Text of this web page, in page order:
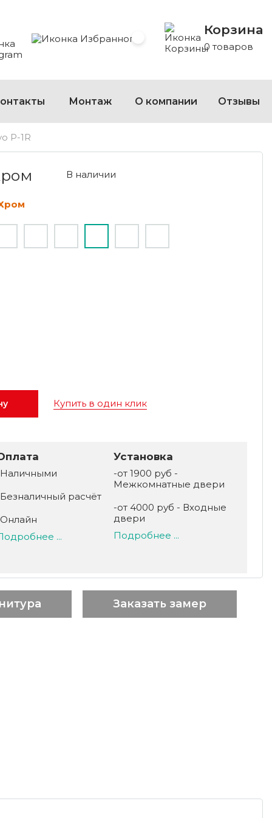
на Viberна Telegram Избранное Корзина
0 товаров
Монтаж О компании Отзывы
P-1R
В наличии
Купить в один клик
расчёт
...
Установка
-от 1900 руб -
Межкомнатные двери
-от 4000 руб - Входные
двери
Подробнее ...
Заказать замер